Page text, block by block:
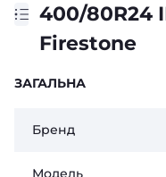
400/80R24
Firestone
ЗАГАЛЬНА
Бренд
Модель